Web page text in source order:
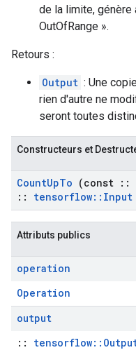
de la limite, génère
OutOfRange ».
Retours :
Output : Une
rien d'autre ne
seront toutes
Constructeurs et
CountUpTo (const ::
::
tensorflow:: Input
Attributs publics
operation
Operation
output
::